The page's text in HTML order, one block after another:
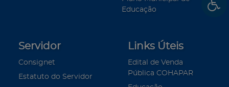
Educação
Servidor
Consignet
Estatuto do Servidor
Links Úteis
Edital de Venda
Pública COHAPAR